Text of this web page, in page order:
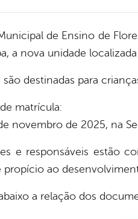
de Ensino de
a nova unidade
são destinadas para
matrícula:
novembro de 2025, na
e responsáveis estão
propício ao
a relação dos